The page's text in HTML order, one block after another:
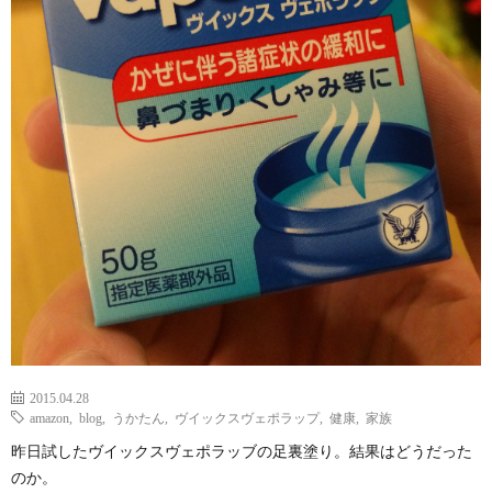
2015.04.28
amazon
blog うかたん ヴイックスヴェポラップ, 健康 家族
昨日試したヴイックスヴェポラッブの足裏塗り。結果はどうだった
のか。